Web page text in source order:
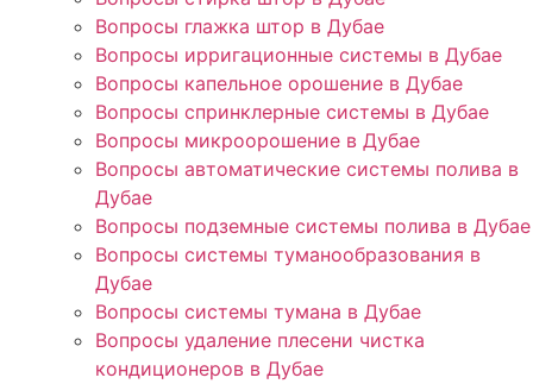
Вопросы глажка штор в Дубае
Вопросы ирригационные системы в Дубае
Вопросы капельное орошение в Дубае
Вопросы спринклерные системы в Дубае
Вопросы микроорошение в Дубае
Вопросы автоматические системы полива в
Дубае
Вопросы подземные системы полива в Дубае
Вопросы системы туманообразования в
Дубае
Вопросы системы тумана в Дубае
Вопросы удаление плесени чистка
кондиционеров в Дубае